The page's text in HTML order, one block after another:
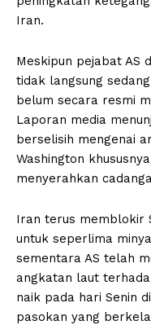
Iran.
Meskipun pejabat AS
tidak langsung
belum secara resmi
Laporan media
berselisih mengenai
Washington
menyerahkan
Iran terus memblokir
untuk seperlima
sementara AS telah
angkatan laut
naik pada hari Senin
pasokan yang